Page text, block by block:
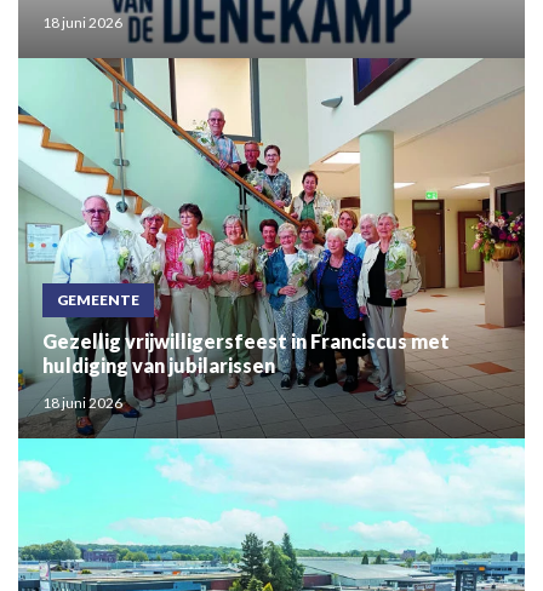
18 juni 2026
GEMEENTE
Gezellig vrijwilligersfeest in Franciscus met
huldiging van jubilarissen
18 juni 2026